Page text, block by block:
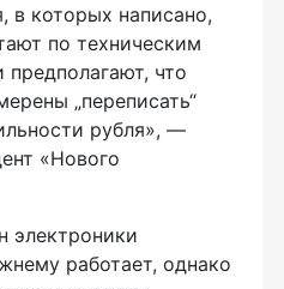
в которых написано,
по техническим
что
„переписать“
рубля», —
«Нового
электроники
работает, однако